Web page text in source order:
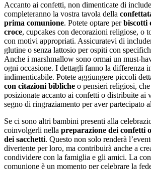
Accanto ai confetti, non dimenticate di
completeranno la vostra tavola della
prima comunione. Potete optare perbiscotti
croce, cupcakes con decorazioni religiose, o
con motivi appropriati. Assicuratevi di
glutine o senza lattosio per ospiti con
Anche i marshmallow sono ormai un must-
ogni occasione. I dettagli fanno la differenza
indimenticabile. Potete aggiungere piccoli
con citazioni bibliche o pensieri religiosi, che
posizionate accanto ai confetti o distribuite ai
segno di ringraziamento per aver partecipato
Se ci sono altri bambini presenti alla
coinvolgerli nella preparazione dei confetti
dei sacchetti. Questo non solo renderà
divertente per loro, ma contribuirà anche a
condividere con la famiglia e gli amici. La
comunione è un momento per celebrare la